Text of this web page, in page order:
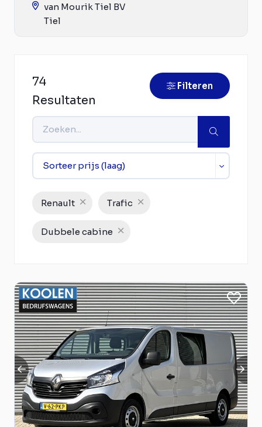
van Mourik Tiel BV
Tiel
74
Resultaten
Filteren
Renault Trafic
Dubbele cabine